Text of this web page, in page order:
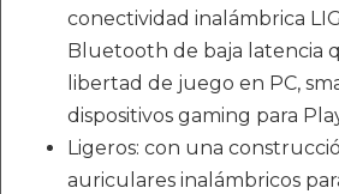
conectividad inalámbrica
Bluetooth de baja latencia
libertad de juego en PC,
dispositivos gaming para
Ligeros: con una
auriculares inalámbricos